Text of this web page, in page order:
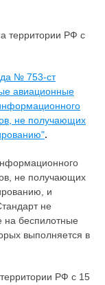
территории РФ с
№ 753-ст
авиационные
не получающих
.
не получающих
и
не
на беспилотные
выполняется в
РФ с 15